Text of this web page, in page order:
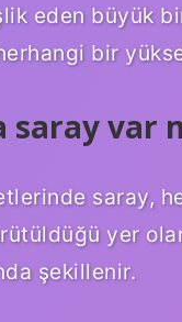
eden büyük
bir
saray var
saray,
yer
şekillenir.